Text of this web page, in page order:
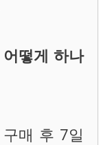
떻게 하나
매 후 7일